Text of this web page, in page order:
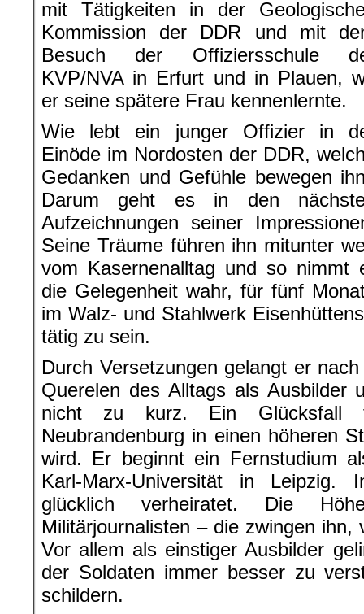
mit Tätigkeiten in der
Kommission der DDR und mit
Besuch der Offiziersschule
KVP/NVA in Erfurt und in Plauen,
er seine spätere Frau kennenlernte.
Wie lebt ein junger Offizier in
Einöde im Nordosten der DDR,
Gedanken und Gefühle bewegen
Darum geht es in den
Aufzeichnungen seiner
Seine Träume führen ihn mitunter
vom Kasernenalltag und so nimmt
die Gelegenheit wahr, für fünf
im Walz- und Stahlwerk
tätig zu sein.
Durch Versetzungen gelangt er
Querelen des Alltags als Ausbilder
nicht zu kurz. Ein
Neubrandenburg in einen höheren
wird. Er beginnt ein Fernstudium
Karl-Marx-Universität in Leipzig.
glücklich verheiratet. Die
Militärjournalisten – die zwingen ihn,
Vor allem als einstiger Ausbilder
der Soldaten immer besser zu
schildern.